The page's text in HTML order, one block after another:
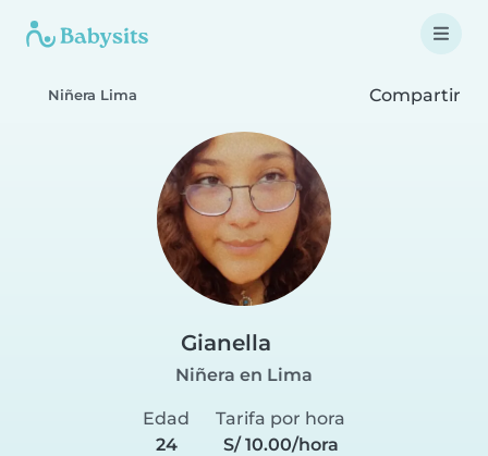
Niñera Lima Compartir
Gianella
Niñera en Lima
Edad
24
Tarifa por hora
S/ 10.00/hora